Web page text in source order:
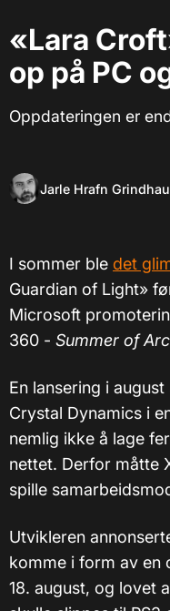
«Lara
op på PC
Oppdateringen er
Jarle Hrafn
I sommer ble det
Guardian of Light»
Microsoft
360 - Summer of
En lansering i
Crystal Dynamics i
nemlig ikke å lage
nettet. Derfor måtte
spille
Utvikleren
komme i form av en
18. august, og lovet